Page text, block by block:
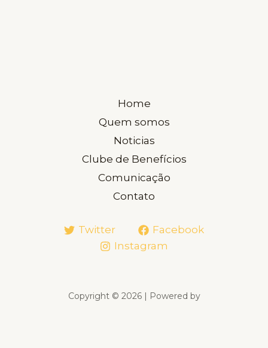
Home
Quem somos
Noticias
Clube de Benefícios
Comunicação
Contato
Twitter
Facebook
Instagram
Copyright © 2026 | Powered by